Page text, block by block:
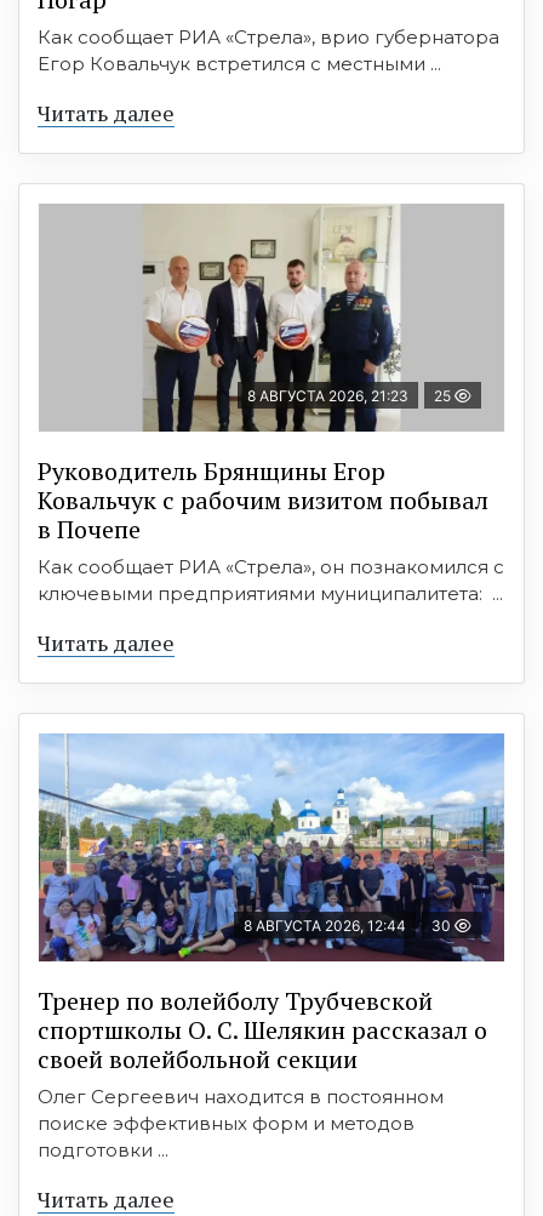
Как сообщает РИА «Стрела», врио губернатора
Егор Ковальчук встретился с местными ...
Читать далее
8 АВГУСТА 2026, 21:23 25
Руководитель Брянщины Егор
Ковальчук с рабочим визитом побывал
в Почепе
Как сообщает РИА «Стрела», он познакомился с
ключевыми предприятиями муниципалитета: ...
Читать далее
8 АВГУСТА 2026, 12:44 30
Тренер по волейболу Трубчевской
спортшколы О. С. Шелякин рассказал о
своей волейбольной секции
Олег Сергеевич находится в постоянном
поиске эффективных форм и методов
подготовки ...
Читать далее